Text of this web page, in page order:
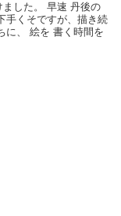
した。 早速 丹後の
手くそですが、描き続
に、 絵を 書く時間を